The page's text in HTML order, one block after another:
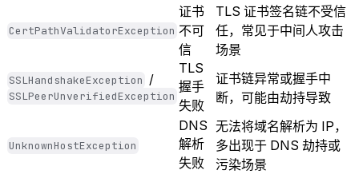
CertPathValidatorException
证书
不可
信
TLS 证书签名链不受信
任，常见于中间人攻击
场景
SSLHandshakeException /
SSLPeerUnverifiedException
TLS
握手
失败
证书链异常或握手中
断，可能由劫持导致
UnknownHostException
DNS
解析
失败
无法将域名解析为 IP，
多出现于 DNS 劫持或
污染场景